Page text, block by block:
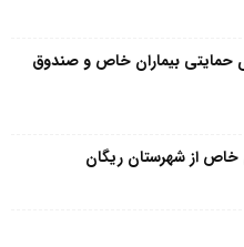
حمایتی بیماران خاص و صندوق
خاص از شهرستان ریگان